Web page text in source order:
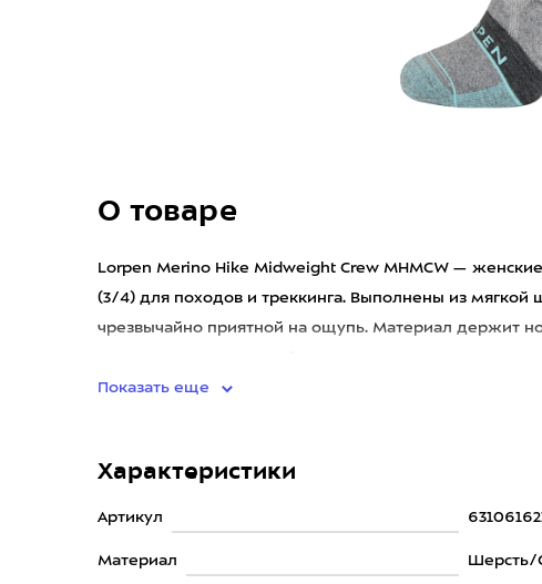
О товаре
Lorpen Merino Hike Midweight Crew MHMCW —
(3/4) для походов и треккинга. Выполнены из мягкой
чрезвычайно приятной на ощупь. Материал держит
Показать еще
Характеристики
Артикул
Материал Шерсть/